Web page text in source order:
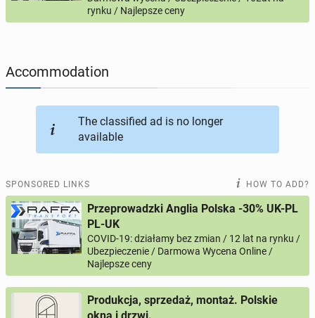
JOBSEEKERS
BUSINESS
AUTOMOTIVE 12online ads
PERSONALS
rynku / Najlepsze ceny
Accommodation
The classified ad is no longer
available
SPONSORED LINKS HOW TO ADD?
Przeprowadzki Anglia Polska -30% UK-PL
PL-UK
COVID-19: działamy bez zmian / 12 lat na rynku /
Ubezpieczenie / Darmowa Wycena Online /
Najlepsze ceny
Produkcja, sprzedaż, montaż. Polskie